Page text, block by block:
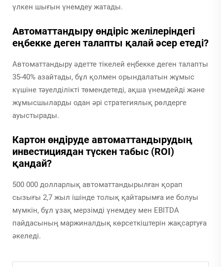
үлкен шығын үнемдеу жатады.
Автоматтандыру өндіріс желілеріндегі
еңбекке деген талапты қалай әсер етеді?
Автоматтандыру әдетте тікелей еңбекке деген талапты
35-40% азайтады, бұл қолмен орындалатын жұмыс
күшіне тәуелділікті төмендетеді, ақша үнемдейді және
жұмысшыларды одан әрі стратегиялық рөлдерге
ауыстырады.
Картон өндіруде автоматтандырудың
инвестициядан түскен табыс (ROI)
қандай?
500 000 долларлық автоматтандырылған қорап
сызығы 2,7 жыл ішінде толық қайтарымға ие болуы
мүмкін, бұл ұзақ мерзімді үнемдеу мен EBITDA
пайдасының маржиналдық көрсеткіштерін жақсартуға
әкеледі.